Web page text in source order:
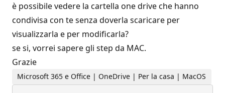
è possibile vedere la cartella one drive che hanno
condivisa con te senza doverla scaricare per
visualizzarla e per modificarla?
se si, vorrei sapere gli step da MAC.
Grazie
Microsoft 365 e Office | OneDrive | Per la casa | MacOS